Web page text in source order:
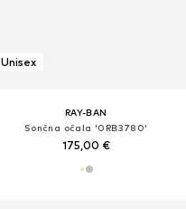
Unisex
RAY-BAN
Sončna očala '0RB3780'
175,00 €